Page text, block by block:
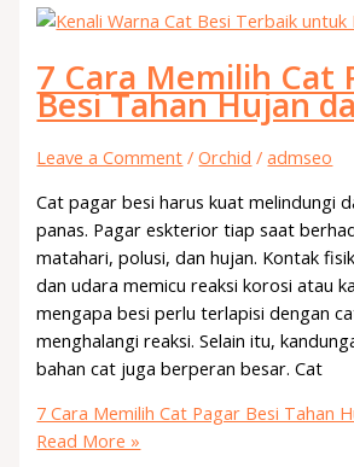
7 Cara Memilih Cat
Besi Tahan Hujan
Leave a Comment /Orchid /admseo
Cat pagar besi harus kuat melindungi
panas. Pagar eskterior tiap saat
matahari, polusi, dan hujan. Kontak
dan udara memicu reaksi korosi atau
mengapa besi perlu terlapisi dengan
menghalangi reaksi. Selain itu,
bahan cat juga berperan besar. Cat
7 Cara Memilih Cat Pagar Besi Tahan
Read More »